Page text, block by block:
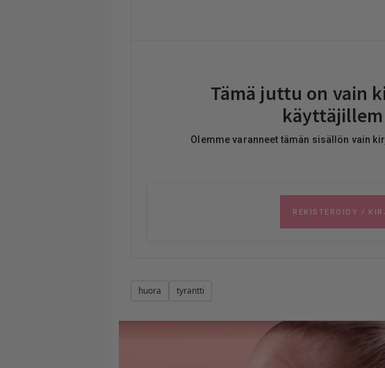
huora tyrantti